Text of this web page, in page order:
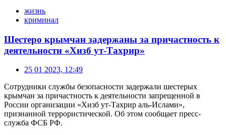
жизнь
криминал
Шестеро крымчан задержаны за причастность к
деятельности «Хизб ут-Тахрир»
25 01 2023, 12:49
Сотрудники службы безопасности задержали шестерых
крымчан за причастность к деятельности запрещенной в
России организации «Хизб ут-Тахрир аль-Ислами»,
признанной террористической. Об этом сообщает пресс-
служба ФСБ РФ.